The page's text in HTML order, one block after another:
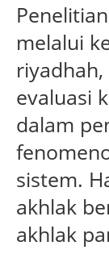
melalui
evaluasi
dalam
sistem.
akhlak
akhlak